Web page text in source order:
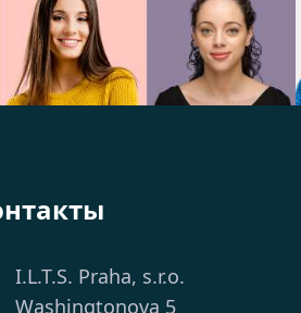
I.L.T.S. Praha, s.r.o.
Washingtonova 5